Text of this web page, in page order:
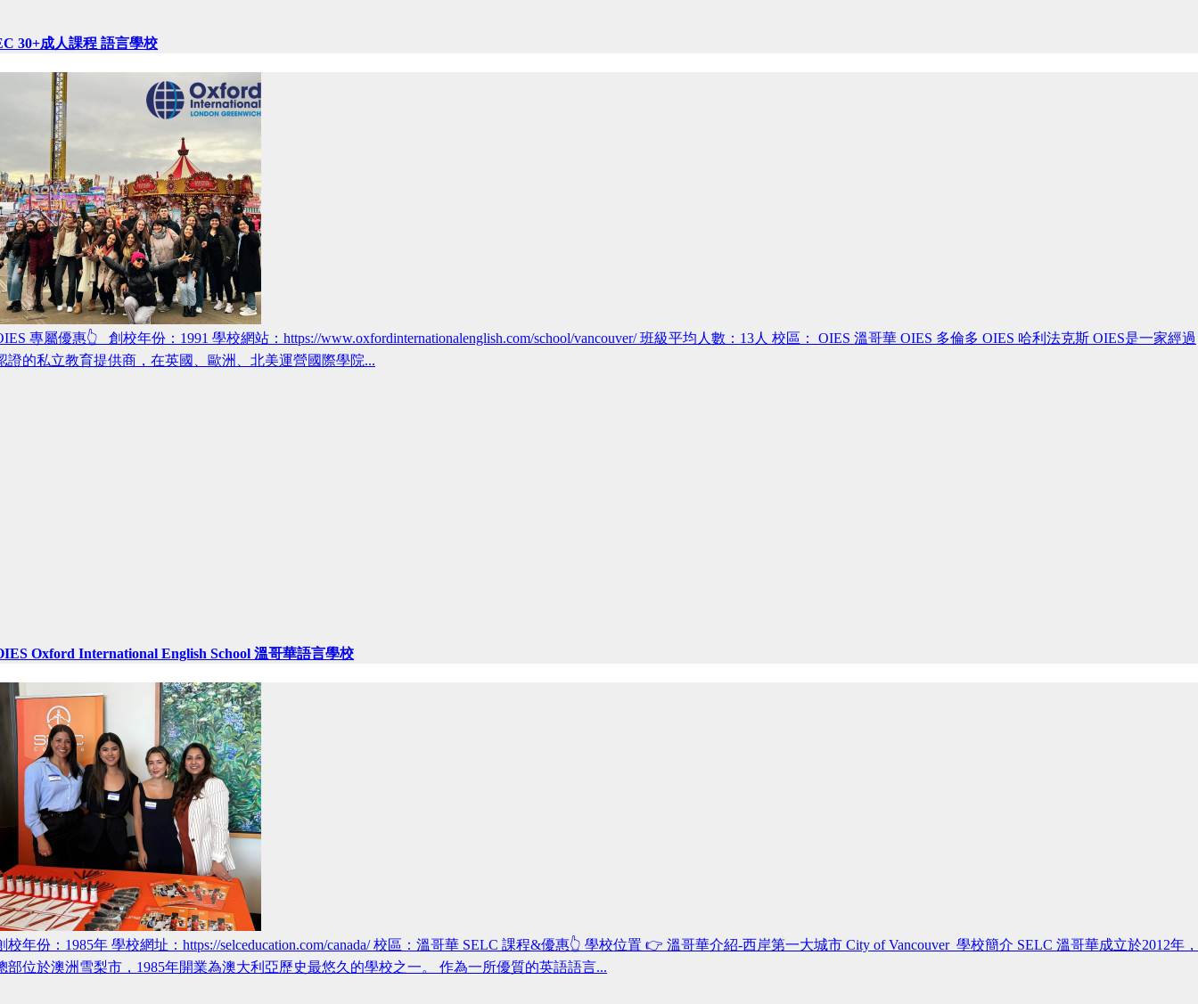
30+成人課程 語言學校
專屬優惠👆 創校年份：1991 學校網站：https://www.oxfordinternationalenglish.com/school/vancouver/ 班級平均人數：13人 校區： OIES 溫哥華 OIES 多倫多 OIES 哈利法克斯 OIES是一家經過
證的私立教育提供商，在英國、歐洲、北美運營國際學院...
Oxford International English School 溫哥華語言學校
校年份：1985年 學校網址：https://selceducation.com/canada/ 校區：溫哥華 SELC 課程&優惠👆 學校位置 👉 溫哥華介紹-西岸第一大城市 City of Vancouver 學校簡介 SELC 溫哥華成立於2012年，
部位於澳洲雪梨市，1985年開業為澳大利亞歷史最悠久的學校之一。 作為一所優質的英語語言...